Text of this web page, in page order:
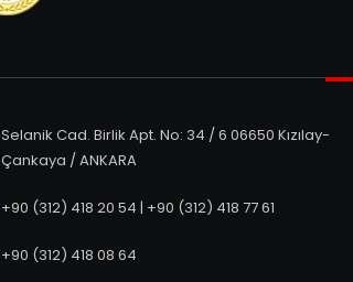
Selanik Cad. Birlik Apt. No: 34 / 6 06650 Kızılay-
Çankaya / ANKARA
+90 (312) 418 20 54 | +90 (312) 418 77 61
+90 (312) 418 08 64